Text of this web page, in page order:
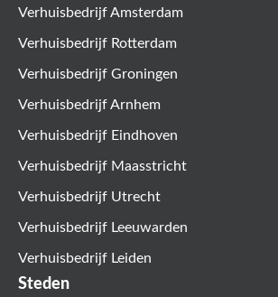
Verhuisbedrijf Amsterdam
Verhuisbedrijf Rotterdam
Verhuisbedrijf Groningen
Verhuisbedrijf Arnhem
Verhuisbedrijf Eindhoven
Verhuisbedrijf Maasstricht
Verhuisbedrijf Utrecht
Verhuisbedrijf Leeuwarden
Verhuisbedrijf Leiden
Steden